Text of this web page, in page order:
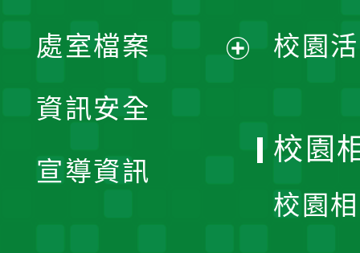
單
處室檔案
資訊安全
宣導資訊
校園
校園
校園